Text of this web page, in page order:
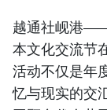
越通社岘港
本文化交流节
活动不仅是年
忆与现实的交